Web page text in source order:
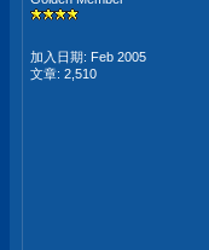
加入日期: Feb 2005
文章: 2,510